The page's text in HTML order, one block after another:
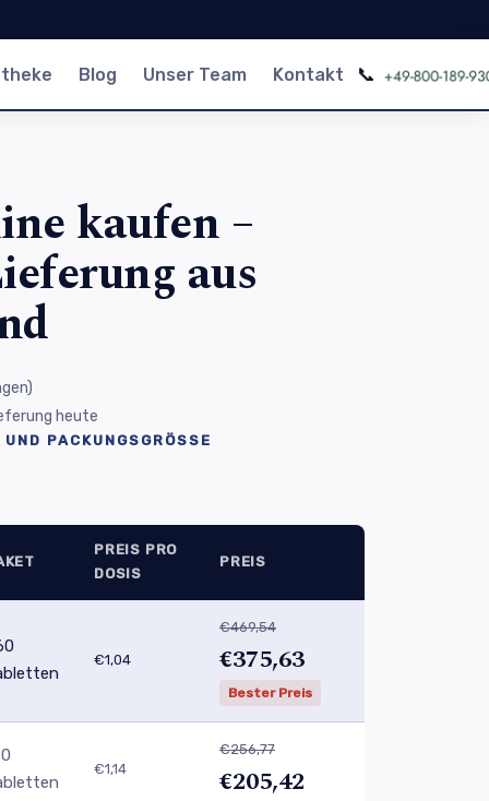
Blog Unser Team Kontakt 📞
kaufen –
aus
)
heute
PACKUNGSGRÖSSE
PREIS PRO
DOSIS
PREIS
€1,04
€469,54
€375,63
Bester Preis
€1,14
€256,77
€205,42